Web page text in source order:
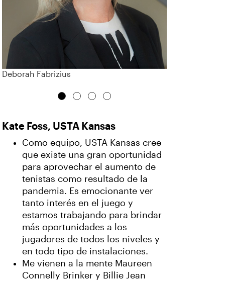
Deborah Fabrizius
Kate Foss, USTA Kansas
Como equipo, USTA Kansas cree
que existe una gran oportunidad
para aprovechar el aumento de
tenistas como resultado de la
pandemia. Es emocionante ver
tanto interés en el juego y
estamos trabajando para brindar
más oportunidades a los
jugadores de todos los niveles y
en todo tipo de instalaciones.
Me vienen a la mente Maureen
Connelly Brinker y Billie Jean